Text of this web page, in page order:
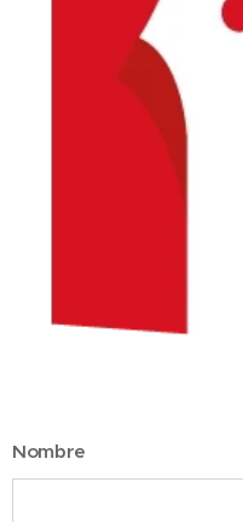
Nombre